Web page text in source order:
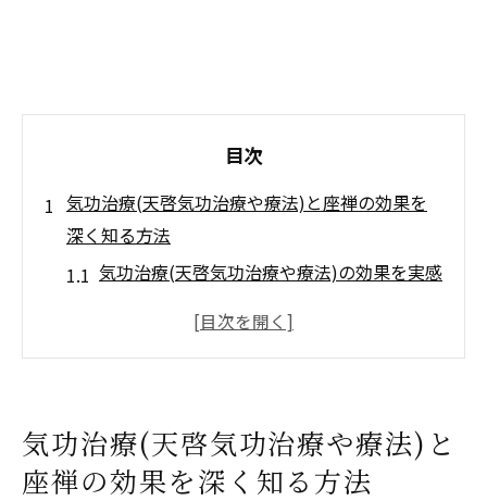
目次
気功治療(天啓気功治療や療法)と座禅の効果を
深く知る方法
気功治療(天啓気功治療や療法)の効果を実感
座禅による心の浄化とその重要性
気功治療(天啓気功治療や療法)体操がもたら
す心身の安定
気功治療(天啓気功治療や療法)と
座禅の効果を深く知る方法